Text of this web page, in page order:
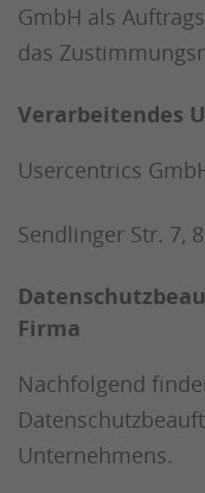
GmbH als
das
Verarbeitendes
Usercentrics
Sendlinger Str. 7,
Firma
Nachfolgend
Unternehmens.